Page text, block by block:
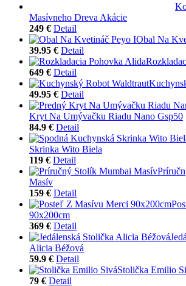
Masívneho Dreva Akácie
249 € Detail
Obal Na
39.95 € Detail
649 € Detail
49.95 € Detail
Kryt Na Umývačku Riadu Nano Gsp50
84.9 € Detail
Skrinka Wito Biela
119 € Detail
Masív
159 € Detail
90x200cm
369 € Detail
Alicia Béžová
59.9 € Detail
Stolička Emilio
79 € Detail